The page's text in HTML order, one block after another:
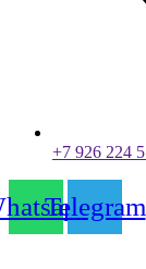
+7 926 224
Telegram